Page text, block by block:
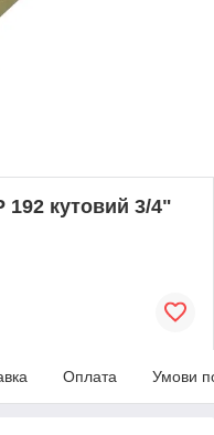
192 кутовий 3/4"
Оплата Умови